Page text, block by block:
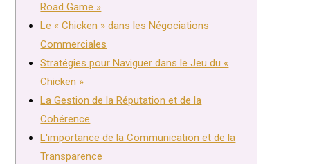
Road Game »
Le « Chicken » dans les Négociations
Commerciales
Stratégies pour Naviguer dans le Jeu du «
Chicken »
La Gestion de la Réputation et de la
Cohérence
L'importance de la Communication et de la
Transparence